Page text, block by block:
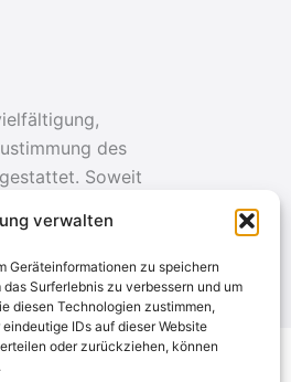
verwalten
Geräteinformationen zu speichern
Surferlebnis zu verbessern und um
diesen Technologien zustimmen,
IDs auf dieser Website
oder zurückziehen, können
des
Soweit
Inhalte Dritter